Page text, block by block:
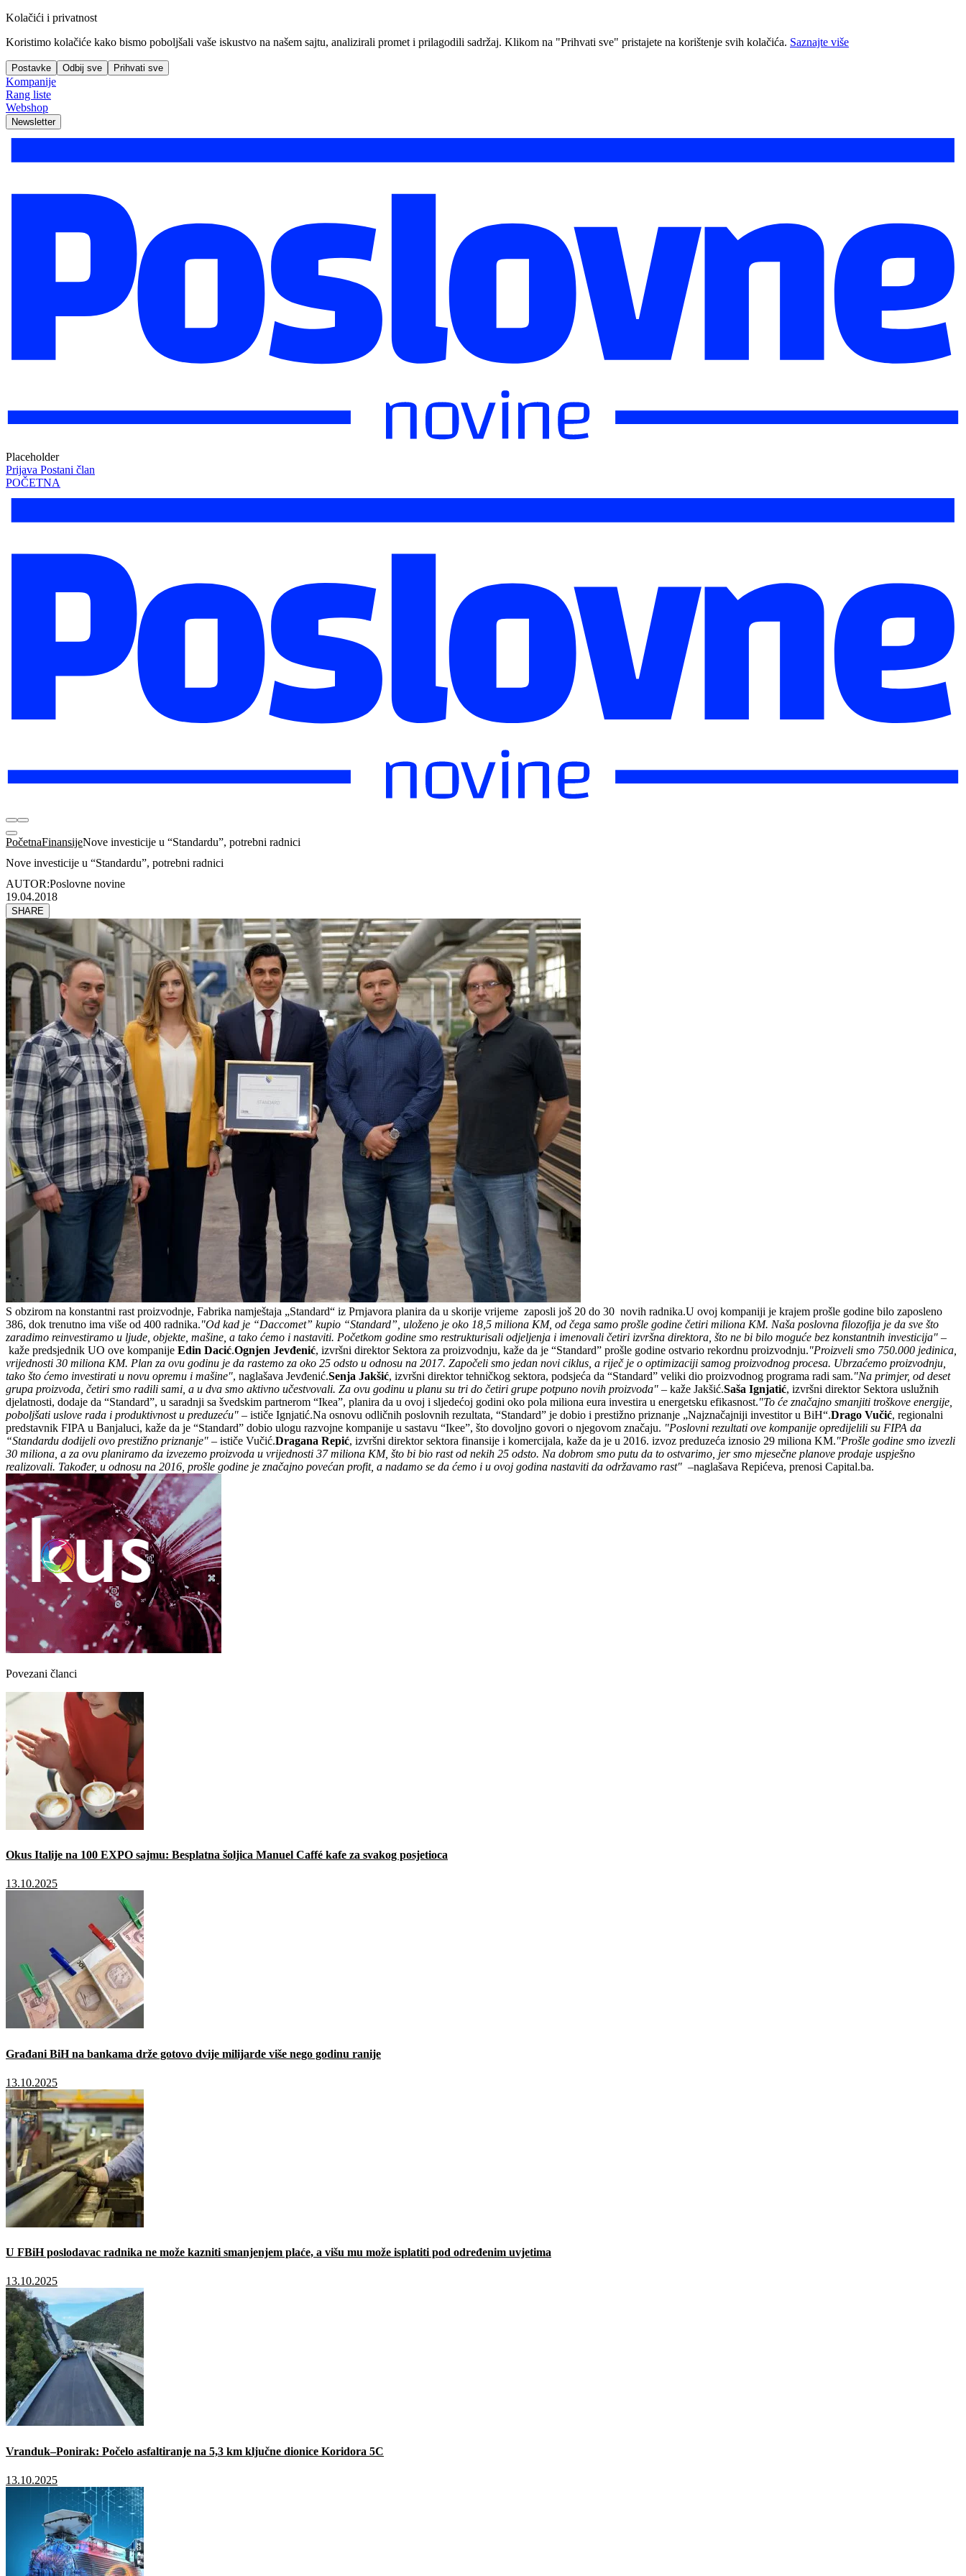
Kolačići i privatnost
Koristimo kolačiće kako bismo poboljšali vaše iskustvo na našem sajtu, analizirali promet i prilagodili sadržaj. Klikom na "Prihvati sve" pristajete na korištenje svih kolačića. Saznajte više
Postavke Odbij sve Prihvati sve
Kompanije
Rang liste
Webshop
Newsletter
Placeholder
Prijava Postani član
POČETNA
PočetnaFinansijeNove investicije u “Standardu”, potrebni radnici
Nove investicije u “Standardu”, potrebni radnici
AUTOR:Poslovne novine
19.04.2018
SHARE
S obzirom na konstantni rast proizvodnje, Fabrika namještaja „Standard“ iz Prnjavora planira da u skorije vrijeme zaposli još 20 do 30 novih radnika.U ovoj kompaniji je krajem prošle godine bilo zaposleno
386, dok trenutno ima više od 400 radnika."Od kad je “Daccomet” kupio “Standard”, uloženo je oko 18,5 miliona KM, od čega samo prošle godine četiri miliona KM. Naša poslovna filozofija je da sve što
zaradimo reinvestiramo u ljude, objekte, mašine, a tako ćemo i nastaviti. Početkom godine smo restrukturisali odjeljenja i imenovali četiri izvršna direktora, što ne bi bilo moguće bez konstantnih investicija" –
kaže predsjednik UO ove kompanije Edin Dacić.Ognjen Jevđenić, izvršni direktor Sektora za proizvodnju, kaže da je “Standard” prošle godine ostvario rekordnu proizvodnju."Proizveli smo 750.000 jedinica,
vrijednosti 30 miliona KM. Plan za ovu godinu je da rastemo za oko 25 odsto u odnosu na 2017. Započeli smo jedan novi ciklus, a riječ je o optimizaciji samog proizvodnog procesa. Ubrzaćemo proizvodnju,
tako što ćemo investirati u novu opremu i mašine", naglašava Jevđenić.Senja Jakšić, izvršni direktor tehničkog sektora, podsjeća da “Standard” veliki dio proizvodnog programa radi sam."Na primjer, od deset
grupa proizvoda, četiri smo radili sami, a u dva smo aktivno učestvovali. Za ovu godinu u planu su tri do četiri grupe potpuno novih proizvoda" – kaže Jakšić.Saša Ignjatić, izvršni direktor Sektora uslužnih
djelatnosti, dodaje da “Standard”, u saradnji sa švedskim partnerom “Ikea”, planira da u ovoj i sljedećoj godini oko pola miliona eura investira u energetsku efikasnost."To će značajno smanjiti troškove energije,
poboljšati uslove rada i produktivnost u preduzeću" – ističe Ignjatić.Na osnovu odličnih poslovnih rezultata, “Standard” je dobio i prestižno priznanje „Najznačajniji investitor u BiH“.Drago Vučić, regionalni
predstavnik FIPA u Banjaluci, kaže da je “Standard” dobio ulogu razvojne kompanije u sastavu “Ikee”, što dovoljno govori o njegovom značaju. "Poslovni rezultati ove kompanije opredijelili su FIPA da
“Standardu dodijeli ovo prestižno priznanje" – ističe Vučić.Dragana Repić, izvršni direktor sektora finansije i komercijala, kaže da je u 2016. izvoz preduzeća iznosio 29 miliona KM."Prošle godine smo izvezli
30 miliona, a za ovu planiramo da izvezemo proizvoda u vrijednosti 37 miliona KM, što bi bio rast od nekih 25 odsto. Na dobrom smo putu da to ostvarimo, jer smo mjesečne planove prodaje uspješno
realizovali. Također, u odnosu na 2016, prošle godine je značajno povećan profit, a nadamo se da ćemo i u ovoj godina nastaviti da održavamo rast" –naglašava Repićeva, prenosi Capital.ba.
Povezani članci
Okus Italije na 100 EXPO sajmu: Besplatna šoljica Manuel Caffé kafe za svakog posjetioca
13.10.2025
Građani BiH na bankama drže gotovo dvije milijarde više nego godinu ranije
13.10.2025
U FBiH poslodavac radnika ne može kazniti smanjenjem plaće, a višu mu može isplatiti pod određenim uvjetima
13.10.2025
Vranduk–Ponirak: Počelo asfaltiranje na 5,3 km ključne dionice Koridora 5C
13.10.2025